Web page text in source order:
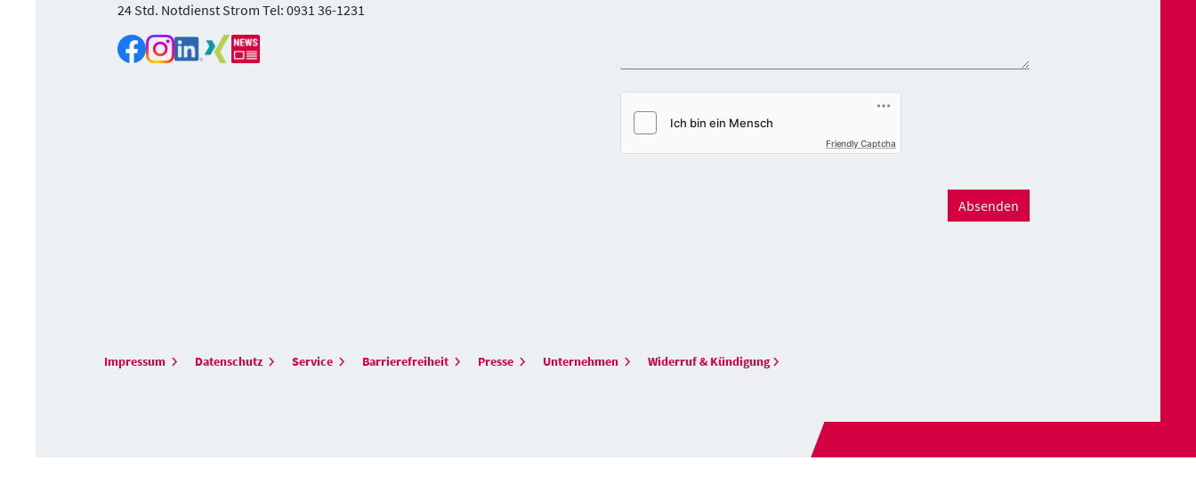
24 Std. Notdienst Strom Tel: 0931 36-1231
Friendly Captcha
Absenden
Impressum Datenschutz Service Barrierefreiheit Presse Unternehmen Widerruf & Kündigung